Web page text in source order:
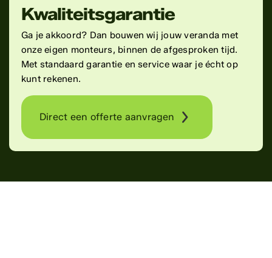
Kwaliteitsgarantie
Ga je akkoord? Dan bouwen wij jouw veranda met
onze eigen monteurs, binnen de afgesproken tijd.
Met standaard garantie en service waar je écht op
kunt rekenen.
Direct een offerte aanvragen